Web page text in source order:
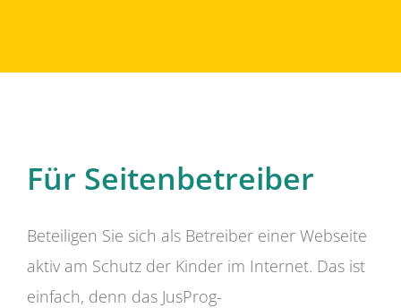
Für Seitenbetreiber
Beteiligen Sie sich als Betreiber einer Webseite
aktiv am Schutz der Kinder im Internet. Das ist
einfach, denn das JusProg-